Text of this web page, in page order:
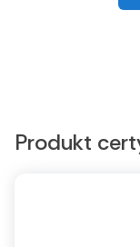
Produkt